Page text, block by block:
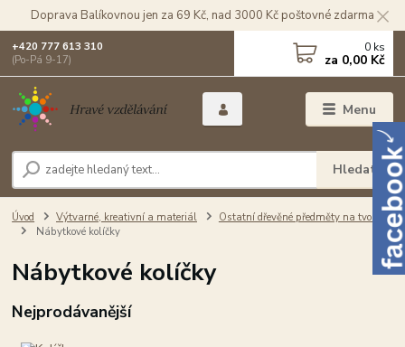
Doprava Balíkovnou jen za 69 Kč, nad 3000 Kč poštovné zdarma
Menu
Hledat
+420 777 613 310
(Po-Pá 9-17)
0 ks
za 0,00 Kč
Úvod Výtvarné, kreativní a materiál
Ostatní dřevěné předměty na tvorbu
Nábytkové kolíčky
Nábytkové kolíčky
Nejprodávanější